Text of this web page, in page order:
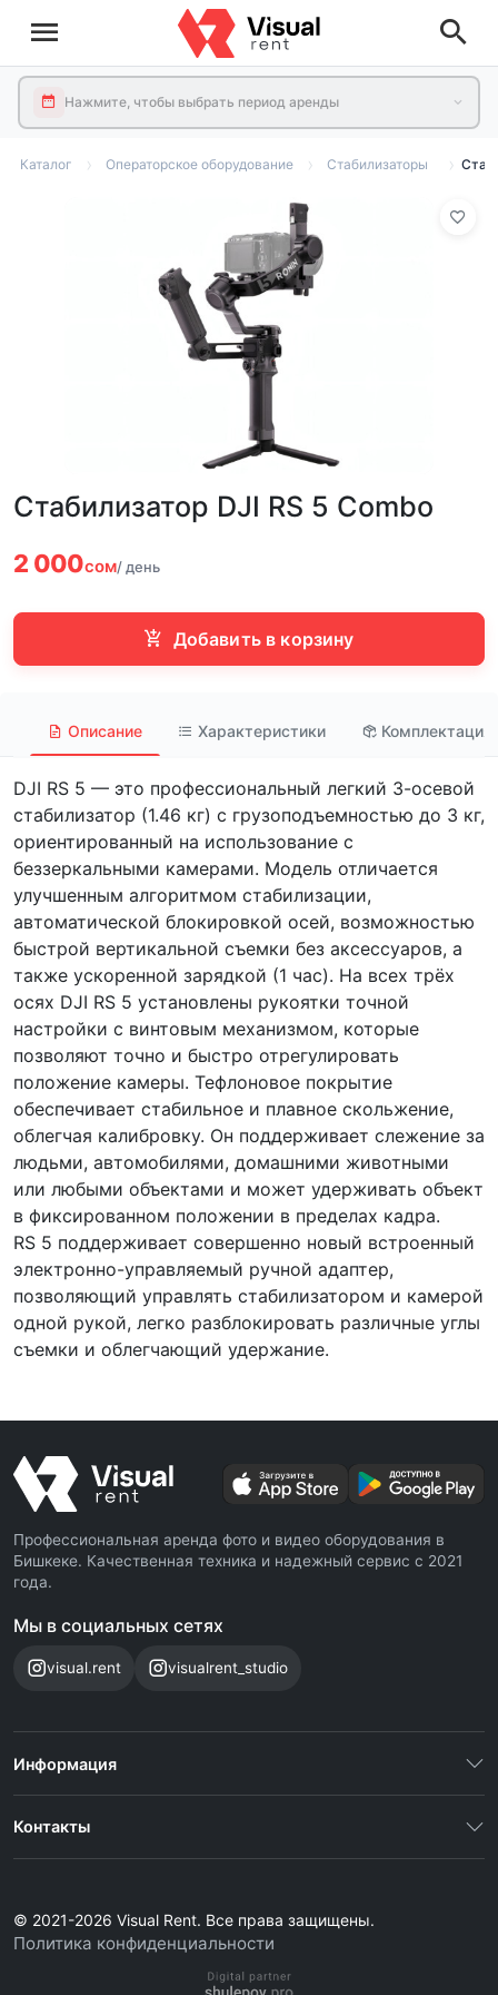
Нажмите, чтобы выбрать период аренды
Каталог Операторское оборудование Стабилизаторы
Стабилизатор DJI RS 5 Combo
2 000сом/ день
Добавить в корзину
Описание Характеристики Комплектация
DJI RS 5 — это профессиональный легкий 3-осевой
стабилизатор (1.46 кг) с грузоподъемностью до 3 кг,
ориентированный на использование с
беззеркальными камерами. Модель отличается
улучшенным алгоритмом стабилизации,
автоматической блокировкой осей, возможностью
быстрой вертикальной съемки без аксессуаров, а
также ускоренной зарядкой (1 час). На всех трёх
осях DJI RS 5 установлены рукоятки точной
настройки с винтовым механизмом, которые
позволяют точно и быстро отрегулировать
положение камеры. Тефлоновое покрытие
обеспечивает стабильное и плавное скольжение,
облегчая калибровку. Он поддерживает слежение за
людьми, автомобилями, домашними животными
или любыми объектами и может удерживать объект
в фиксированном положении в пределах кадра.
RS 5 поддерживает совершенно новый встроенный
электронно-управляемый ручной адаптер,
позволяющий управлять стабилизатором и камерой
одной рукой, легко разблокировать различные углы
съемки и облегчающий удержание.
Профессиональная аренда фото и видео оборудования в
Бишкеке. Качественная техника и надежный сервис с 2021
года.
Мы в социальных сетях
visual.rent visualrent_studio
Информация
Контакты
© 2021-2026 Visual Rent. Все права защищены.
Политика конфиденциальности